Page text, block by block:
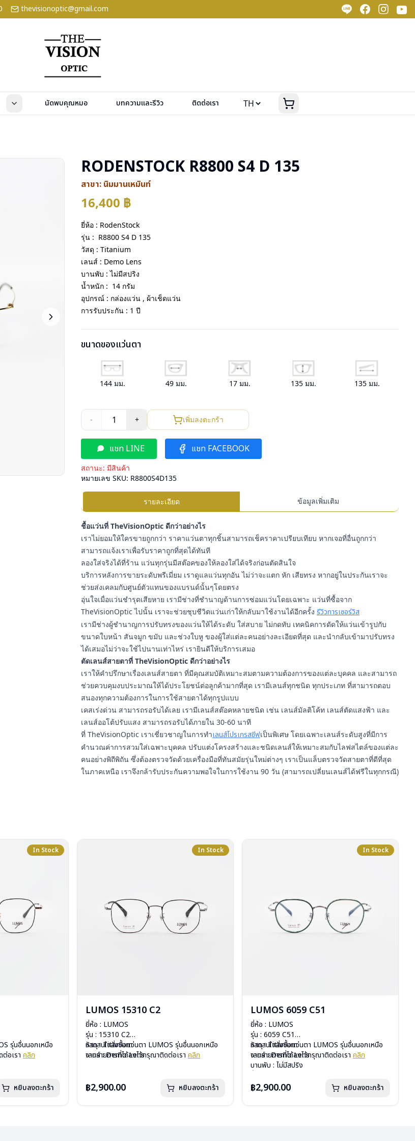
thevisionoptic@gmail.com
นัดพบคุณหมอ บทความและรีวิว ติดต่อเรา
RODENSTOCK R8800 S4 D 135
สาขา: นิมมานเหมินท์
16,400 ฿
ยี่ห้อ : RodenStock
รุ่น : R8800 S4 D 135
วัสดุ : Titanium
เลนส์ : Demo Lens
บานพับ : ไม่มีสปริง
น้ำหนัก : 14 กรัม
อุปกรณ์ : กล่องแว่น , ผ้าเช็ดแว่น
การรับประกัน : 1 ปี
ขนาดของแว่นตา
144 มม. 49 มม. 17มม. 135มม. 135มม.
- 1 + เพิ่มลงตะกร้า
แชท LINE แชท FACEBOOK
สถานะ: มีสินค้า
หมายเลข SKU: R8800S4D135
รายละเอียด ข้อมูลเพิ่มเติม
ชื้อแว่นที่ TheVisionOptic ดีกว่าอย่างไร
เราไม่ยอมให้ใครขายถูกกว่า ราคาแว่นตาทุกชิ้นสามารถเช็คราคาเปรียบเทียบ หากเจอที่อื่นถูกกว่า
สามารถแจ้งเราเพื่อรับราคาถูกที่สุดได้ทันที
ลองใส่จริงได้ที่ร้าน แว่นทุกรุ่นมีสต๊อคของให้ลองใส่ได้จริงก่อนตัดสินใจ
บริการหลังการขายระดับพรีเมี่ยม เราดูแลแว่นทุกอัน ไม่ว่าจะแตก หัก เสียทรง หากอยู่ในประกันเราจะ
ช่วยส่งเคลมกับศูนย์ตัวแทนของแบรนด์นั้นๆโดยตรง
อุ่นใจเมื่อแว่นชำรุดเสียหาย เรามีช่างที่ชำนาญด้านการซ่อมแว่นโดยเฉพาะ แว่นที่ซื้อจาก
TheVisionOptic ไปนั้น เราจะช่วยชุบชีวิตแว่นเก่าให้กลับมาใช้งานได้อีกครั้ง รีวิวการเซอร์วิส
เรามีช่างผู้ชำนาญการปรับทรงของแว่นให้ได้ระดับ ใส่สบาย ไม่กดทับ เทคนิคการดัดให้แว่นเข้ารูปกับ
ขนาดใบหน้า สันจมูก ขมับ และช่วงใบหู ของผู้ใส่แต่ละคนอย่างละเอียดที่สุด และนำกลับเข้ามาปรับทรง
ได้เสมอไม่ว่าจะใช้ไปนานเท่าไหร่ เรายินดีให้บริการเสมอ
ตัดเลนส์สายตาที่ TheVisionOptic ดีกว่าอย่างไร
เราให้คำปรึกษาเรื่องเลนส์สายตา ที่มีคุณสมบัติเหมาะสมตามความต้องการของแต่ละบุคคล และสามารถ
ช่วยควบคุมงบประมาณให้ได้ประโยชน์ต่อลูกค้ามากที่สุด เรามีเลนส์ทุกชนิด ทุกประเภท ที่สามารถตอบ
สนองทุกความต้องการในการใช้สายตาได้ทุกรูปแบบ
เคสเร่งด่วน สามารถรอรับได้เลย เรามีเลนส์สต๊อคหลายชนิด เช่น เลนส์มัลติโค้ท เลนส์ตัดแสงฟ้า และ
เลนส์ออโต้ปรับแสง สามารถรอรับได้ภายใน 30-60 นาที
ที่ TheVisionOptic เราเชี่ยวชาญในการทำเลนส์โปรเกรสซีฟเป็นพิเศษ โดยเฉพาะเลนส์ระดับสูงที่มีการ
คำนวณค่าการสวมใส่เฉพาะบุคคล ปรับแต่งโครงสร้างและชนิดเลนส์ให้เหมาะสมกับไลฟสไตล์ของแต่ละ
คนอย่างพิถีพิถัน ซึ่งต้องตรวจวัดด้วยเครื่องมือที่ทันสมัยรุ่นใหม่ต่างๆ เราเป็นแล็บตรวจวัดสายตาที่ดีที่สุด
ในภาคเหนือ เราจึงกล้ารับประกันความพอใจในการใช้งาน 90 วัน (สามารถเปลี่ยนเลนส์ได้ฟรีในทุกกรณี)
In Stock
ว่น
รุ่นอื่นนอกเหนือ
อเรา คลิก
หยิบลงตะกร้า
In Stock
LUMOS 15310 C2
ยี่ห้อ : LUMOS
รุ่น : 15310 C2
วัสดุ : Titanium
เลนส์ : Demo Lens
อุปกรณ์ : กล่องแว่น , ผ้าเช็ดแว่น
หากสนใจสั่งชื้อแว่นตา LUMOS รุ่นอื่นนอกเหนือ
จากรายการที่ได้ลงไว้กรุณาติดต่อเรา คลิก
฿2,900.00 หยิบลงตะกร้า
In Stock
LUMOS 6059 C51
ยี่ห้อ : LUMOS
รุ่น : 6059 C51
วัสดุ : Titanium
เลนส์ : Demo Lens
บานพับ : ไม่มีสปริง
อุปกรณ์ : กล่องแว่น , ผ้าเช็ดแว่น
หากสนใจสั่งชื้อแว่นตา LUMOS รุ่นอื่นนอกเหนือ
จากรายการที่ได้ลงไว้กรุณาติดต่อเรา คลิก
฿2,900.00 หยิบลงตะกร้า